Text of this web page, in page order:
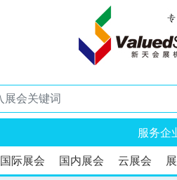
服务企
国际展会 国内展会 云展会